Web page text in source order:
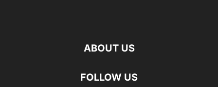
ABOUT US
FOLLOW US